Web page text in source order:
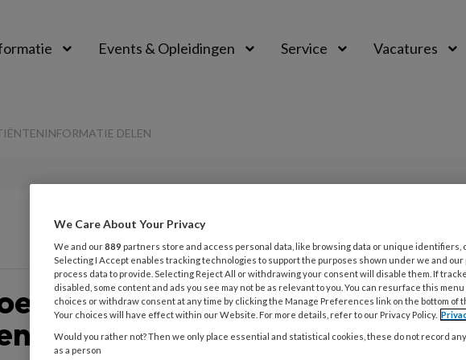
Events & Opleidingen Service Vacatures
DELEN
Opslaan Reacties 0 Delen
|
delen
5
We Care About Your Privacy
We and our889 partners store and access personal data, like browsing data or unique identifiers,
Selecting I Accept enables tracking technologies to support the purposes shown under we and
process data to provide. Selecting Reject All or withdrawing your consent will disable them. If
disabled, some content and ads you see may not be as relevant to you. You can resurface this
choices or withdraw consent at any time by clicking the Manage Preferences link on the bottom of
Your choices will have effect within our Website. For more details, refer to our Privacy Policy.
Would you rather not? Then we only place essential and statistical cookies, these do not record
as a person